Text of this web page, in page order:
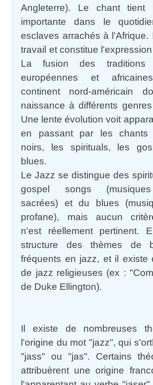
Angleterre). Le chant tient
importante dans le
esclaves arrachés à l'Afrique.
travail et constitue
La fusion des traditions
européennes et
continent nord-américain
naissance à différents
Une lente évolution voit
en passant par les chants
noirs, les spirituals, les
blues.
Le Jazz se distingue des
gospel songs
sacrées) et du blues
profane), mais aucun
n'est réellement pertinent.
structure des thèmes de
fréquents en jazz, et il existe
de jazz religieuses (ex :
de Duke Ellington).
Il existe de nombreuses
l'origine du mot "jazz", qui
"jass" ou "jas". Certains
attribuèrent une origine